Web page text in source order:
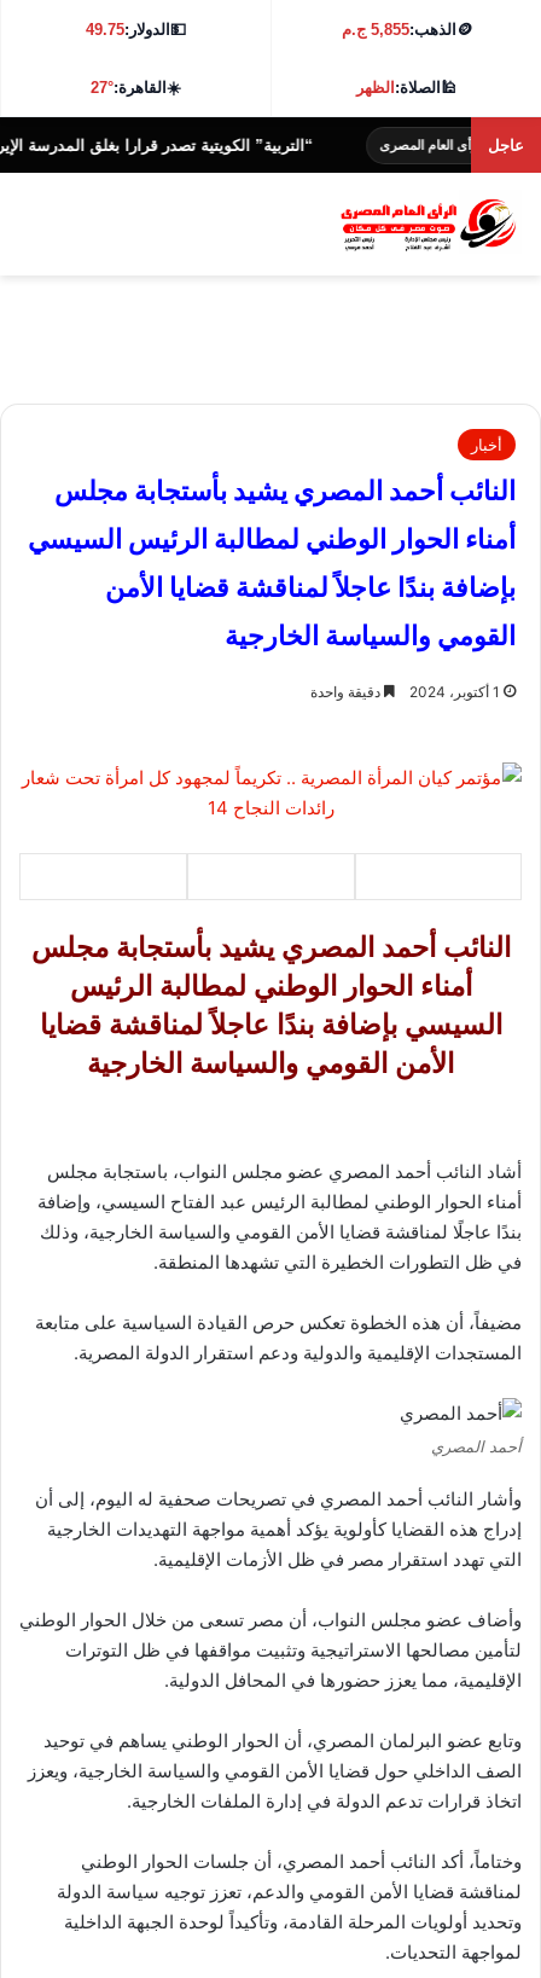
🪙 الذهب:5,855 ج.م 💵الدولار:49.75
🕌الصلاة:الظهر ☀️القاهرة:27°
عاجل
الرأى العام المصرى “التربية” الكويتية تصدر قرارا بغلق المدرسة الإيرانية
أخبار
النائب أحمد المصري يشيد بأستجابة مجلس
أمناء الحوار الوطني لمطالبة الرئيس السيسي
بإضافة بندًا عاجلاً لمناقشة قضايا الأمن
القومي والسياسة الخارجية
1 أكتوبر، 2024 دقيقة واحدة
النائب أحمد المصري يشيد بأستجابة مجلس
أمناء الحوار الوطني لمطالبة الرئيس
السيسي بإضافة بندًا عاجلاً لمناقشة قضايا
الأمن القومي والسياسة الخارجية
أشاد النائب أحمد المصري عضو مجلس النواب، باستجابة مجلس
أمناء الحوار الوطني لمطالبة الرئيس عبد الفتاح السيسي، وإضافة
بندًا عاجلًا لمناقشة قضايا الأمن القومي والسياسة الخارجية، وذلك
في ظل التطورات الخطيرة التي تشهدها المنطقة.
مضيفاً، أن هذه الخطوة تعكس حرص القيادة السياسية على متابعة
المستجدات الإقليمية والدولية ودعم استقرار الدولة المصرية.
أحمد المصري
وأشار النائب أحمد المصري في تصريحات صحفية له اليوم، إلى أن
إدراج هذه القضايا كأولوية يؤكد أهمية مواجهة التهديدات الخارجية
التي تهدد استقرار مصر في ظل الأزمات الإقليمية.
وأضاف عضو مجلس النواب، أن مصر تسعى من خلال الحوار الوطني
لتأمين مصالحها الاستراتيجية وتثبيت مواقفها في ظل التوترات
الإقليمية، مما يعزز حضورها في المحافل الدولية.
وتابع عضو البرلمان المصري، أن الحوار الوطني يساهم في توحيد
الصف الداخلي حول قضايا الأمن القومي والسياسة الخارجية، ويعزز
اتخاذ قرارات تدعم الدولة في إدارة الملفات الخارجية.
وختاماً، أكد النائب أحمد المصري، أن جلسات الحوار الوطني
لمناقشة قضايا الأمن القومي والدعم، تعزز توجيه سياسة الدولة
وتحديد أولويات المرحلة القادمة، وتأكيداً لوحدة الجبهة الداخلية
لمواجهة التحديات.